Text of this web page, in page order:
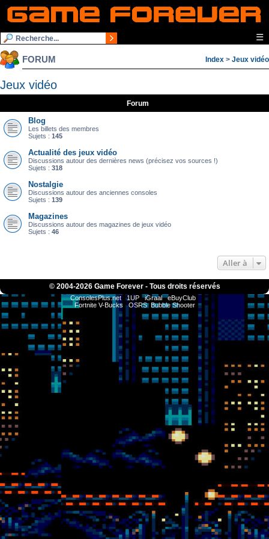
☰
FORUM Index > Jeux vidéo
Jeux vidéo
Forum
Blog
Les billets des membres
Sujets : 145
Actualité des jeux vidéo
Discussions autour des dernières news (précisez vos sources !)
Sujets : 318
Nostalgie
Discussions autour des anciennes consoles
Sujets : 139
Magazines
Discussions autour des magazines de jeux vidéo
Sujets : 46
Aller à
© 2004-2026 Game Forever - Tous droits réservés
ConsolesPlus.net 1UP iGraal
eBuyClub
Fortnite V-Bucks
OSRS Bubble Shooter